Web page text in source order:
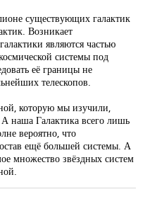
существующих галактик
Возникает
являются частью
системы под
её границы не
телескопов.
которую мы изучили,
наша Галактика всего лишь
вероятно, что
ещё большей системы. А
множество звёздных систем